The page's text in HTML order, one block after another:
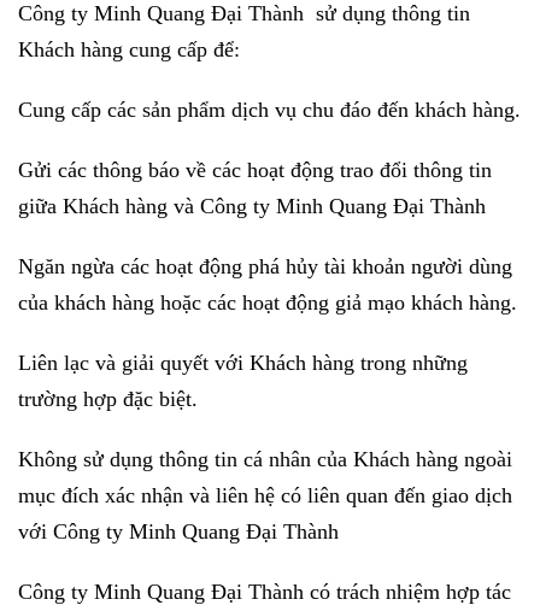
Công ty Minh Quang Đại Thành sử dụng thông tin
Khách hàng cung cấp để:
Cung cấp các sản phẩm dịch vụ chu đáo đến khách hàng.
Gửi các thông báo về các hoạt động trao đổi thông tin
giữa Khách hàng và Công ty Minh Quang Đại Thành
Ngăn ngừa các hoạt động phá hủy tài khoản người dùng
của khách hàng hoặc các hoạt động giả mạo khách hàng.
Liên lạc và giải quyết với Khách hàng trong những
trường hợp đặc biệt.
Không sử dụng thông tin cá nhân của Khách hàng ngoài
mục đích xác nhận và liên hệ có liên quan đến giao dịch
với Công ty Minh Quang Đại Thành
Công ty Minh Quang Đại Thành có trách nhiệm hợp tác